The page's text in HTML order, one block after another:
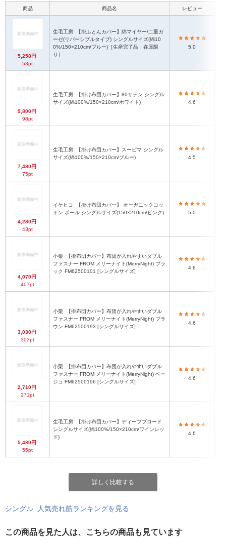
商品 商品名 レビュー
5,258円
53pt
生毛工房
ーゼ(リバーシブルタイプ) シングルサイズ(綿10
0%/150×210cm/ブルー)［生産完了品 在庫限
り］
5.0
9,800円
98pt
生毛工房
サイズ(綿100%/150×210cm/ホワイト)
4.6
7,480円
75pt
生毛工房
サイズ(綿100%/150×210cm/ブルー)
4.5
4,280円
43pt
イケヒコ
トン ポール シングルサイズ(150×210cm/ピンク)
5.0
4,070円
407pt
小栗
ファスナー FROM メリーナイト(MerryNight) ブラ
ック FM62500101 [シングルサイズ]
4.6
3,030円
303pt
小栗
ファスナー FROM メリーナイト(MerryNight) ブラ
ウン FM62500193 [シングルサイズ]
4.6
2,710円
271pt
小栗
ファスナー FROM メリーナイト(MerryNight) ベー
ジュ FM62500196 [シングルサイズ]
4.6
5,480円
55pt
生毛工房
シングルサイズ(綿100%/150×210cm/ワインレッ
ド)
4.6
詳しく比較する
シングル 人気売れ筋ランキングを見る
この商品を見た人は、こちらの商品も見ています